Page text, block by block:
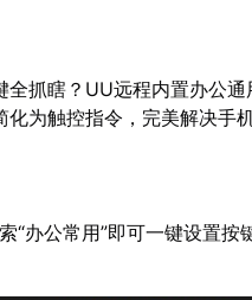
抓瞎？UU远程内置办公
为触控指令，完美解决手
“办公常用”即可一键设置按